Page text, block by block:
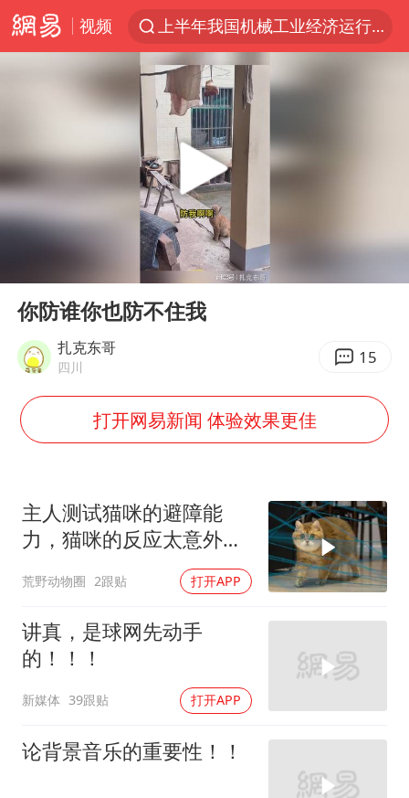
视频
上半年我国机械工业经济运行稳中有进
A股三大股指收涨
宇树科技中一签需缴款7.54万元
四川宜宾市高县发生4.9级地震
台湾海峡南口北上船舶实施交通管制
方程豹钛9新车申报
向鹏0-3不敌张本智和
命案逃犯躲进深山21年活得像野人
Meta重新支棱起来了吗
东方之约 相约未来
Play
你防谁你也防不住我
扎克东哥
四川 15
打开网易新闻 体验效果更佳
主人测试猫咪的避障能
力，猫咪的反应太意外，
荒野动物圈 2跟贴 打开APP
讲真，是球网先动手
的！！！
新媒体 39跟贴 打开APP
论背景音乐的重要性！！